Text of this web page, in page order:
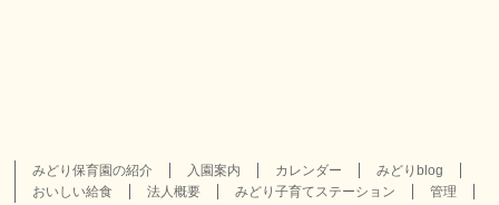
みどり保育園の紹介 入園案内 カレンダー
みどりblog
おいしい給食
法人概要 みどり子育てステーション 管理